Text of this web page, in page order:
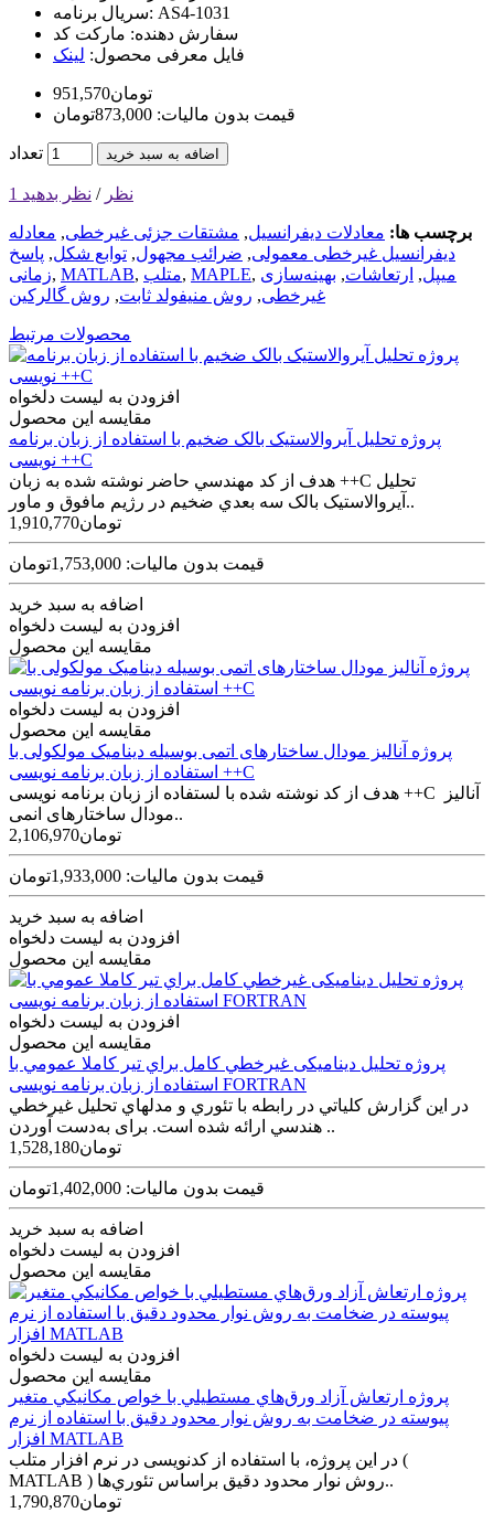
سریال برنامه: AS4-1031
سفارش دهنده: مارکت کد
فایل معرفی محصول: لینک
951,570تومان
قیمت بدون مالیات: 873,000تومان
تعداد اضافه به سبد خرید
1 نظر / نظر بدهید
برچسب ها: معادلات دیفرانسیل, مشتقات جزئی غیرخطی, معادله
دیفرانسیل غیرخطی معمولی, ضرائب مجهول, توابع شکل, پاسخ
زمانی, MATLAB, متلب, MAPLE, میپل, ارتعاشات, بهینه‌سازی
غیرخطی, روش منیفولد ثابت, روش گالرکین
محصولات مرتبط
افزودن به لیست دلخواه
مقایسه این محصول
پروژه تحليل آيروالاستيک بالک ضخيم با استفاده از زبان برنامه
نویسی ++C
هدف از کد مهندسي حاضر نوشته شده به زبان ++C تحليل
آيروالاستيک بالک سه بعدي ضخيم در رژيم مافوق و ماور..
1,910,770تومان
قیمت بدون مالیات: 1,753,000تومان
اضافه به سبد خرید
افزودن به لیست دلخواه
مقایسه این محصول
افزودن به لیست دلخواه
مقایسه این محصول
پروژه آنالیز مودال ساختارهای اتمی بوسیله دینامیک مولکولی با
استفاده از زبان برنامه نویسی ++C
هدف از کد نوشته شده با لستفاده از زبان برنامه نویسی ++C آنالیز
مودال ساختارهای انمی..
2,106,970تومان
قیمت بدون مالیات: 1,933,000تومان
اضافه به سبد خرید
افزودن به لیست دلخواه
مقایسه این محصول
افزودن به لیست دلخواه
مقایسه این محصول
پروژه تحليل دینامیکی غيرخطي کامل براي تير کاملا عمومي با
استفاده از زبان برنامه نویسی FORTRAN
در اين گزارش کلياتي در رابطه با تئوري و مدل­هاي تحليل غيرخطي
هندسي ارائه شده است. برای به‌دست آوردن ..
1,528,180تومان
قیمت بدون مالیات: 1,402,000تومان
اضافه به سبد خرید
افزودن به لیست دلخواه
مقایسه این محصول
افزودن به لیست دلخواه
مقایسه این محصول
پروژه ارتعاش آزاد ورق‌هاي مستطيلي با خواص مکانيکي متغير
پيوسته در ضخامت به روش نوار محدود دقيق با استفاده از نرم
افزار MATLAB
در اين پروژه، با استفاده از کدنویسی در نرم افزار متلب (
MATLAB ) روش نوار محدود دقيق براساس تئوري‌ها..
1,790,870تومان